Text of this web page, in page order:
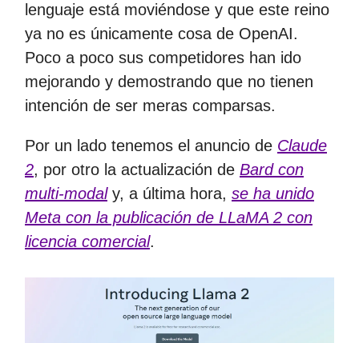
lenguaje está moviéndose y que este reino
ya no es únicamente cosa de OpenAI.
Poco a poco sus competidores han ido
mejorando y demostrando que no tienen
intención de ser meras comparsas.
Por un lado tenemos el anuncio de Claude
2, por otro la actualización de Bard con
multi-modaly, a última hora, se ha unido
Meta con la publicación de LLaMA 2 con
licencia comercial.